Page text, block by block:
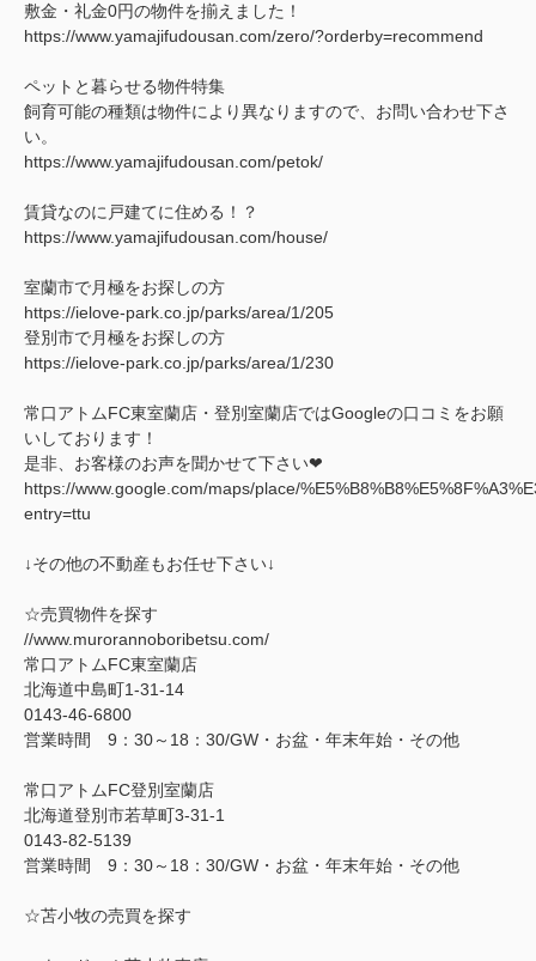
敷金・礼金0円の物件を揃えました！
https://www.yamajifudousan.com/zero/?orderby=recommend
ペットと暮らせる物件特集
飼育可能の種類は物件により異なりますので、お問い合わせ下さ
い。
https://www.yamajifudousan.com/petok/
賃貸なのに戸建てに住める！？
https://www.yamajifudousan.com/house/
室蘭市で月極をお探しの方
https://ielove-park.co.jp/parks/area/1/205
登別市で月極をお探しの方
https://ielove-park.co.jp/parks/area/1/230
常口アトムFC東室蘭店・登別室蘭店ではGoogleの口コミをお願
いしております！
是非、お客様のお声を聞かせて下さい❤
https://www.google.com/maps/place/
entry=ttu
↓その他の不動産もお任せ下さい↓
☆売買物件を探す
//www.murorannoboribetsu.com/
常口アトムFC東室蘭店
北海道中島町1-31-14
0143-46-6800
営業時間 9：30～18：30/GW・お盆・年末年始・その他
常口アトムFC登別室蘭店
北海道登別市若草町3-31-1
0143-82-5139
営業時間 9：30～18：30/GW・お盆・年末年始・その他
☆苫小牧の売買を探す